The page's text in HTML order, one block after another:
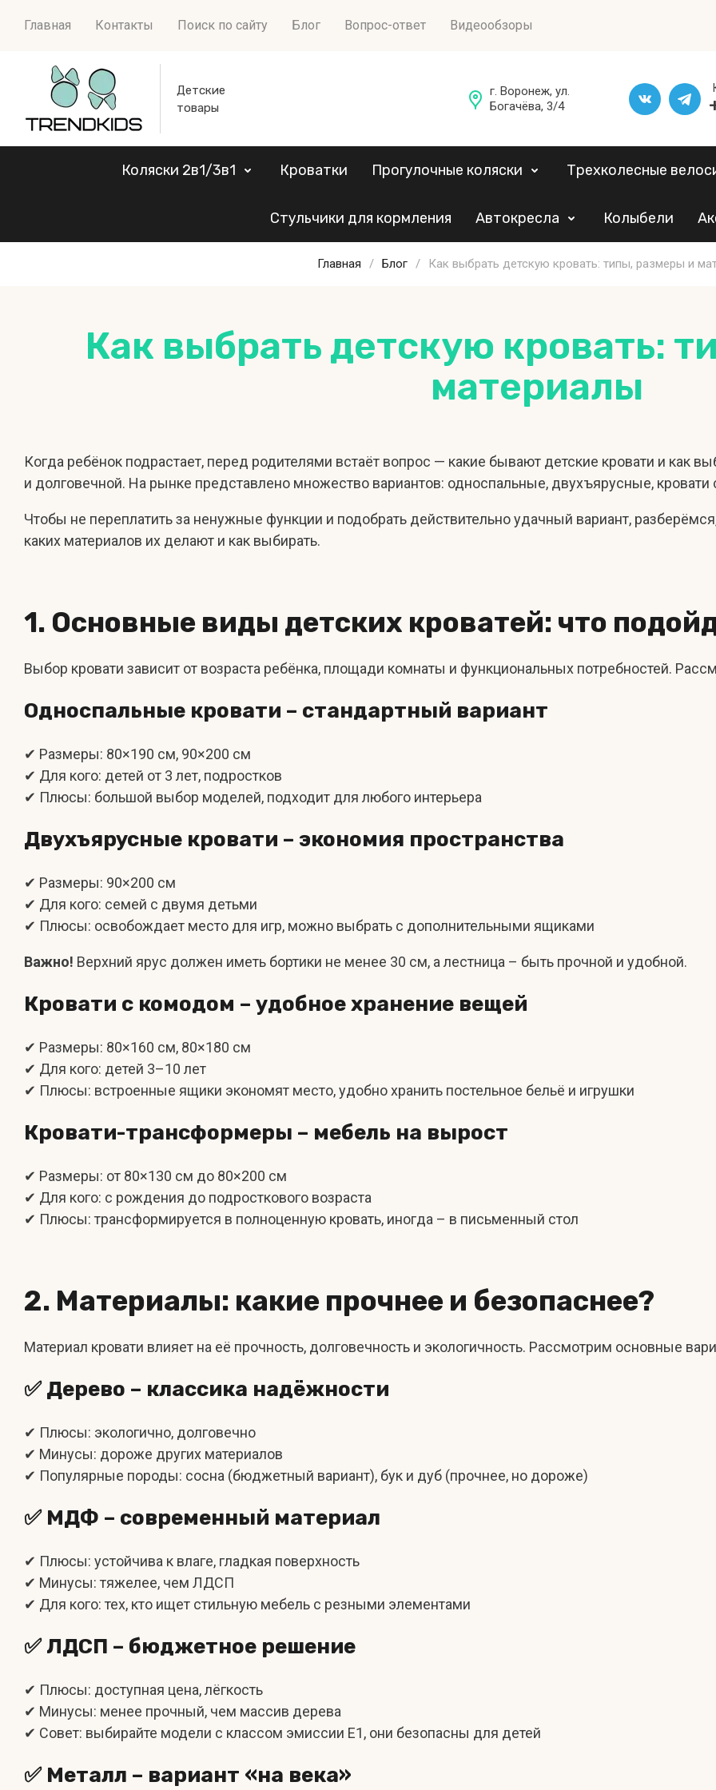
Главная Контакты Поиск по сайту Блог Вопрос-ответ Видеообзоры
г. Воронеж, ул.
Богачёва, 3/4
Детские
товары
Коляски 2в1/3в1 Кроватки Прогулочные коляски Трехколесные
Стульчики для кормления Автокресла Колыбели
Главная / Блог / Как выбрать детскую кровать: типы, размеры и
Как выбрать детскую кровать:
материалы
Когда ребёнок подрастает, перед родителями встаёт вопрос — какие бывают детские кровати и как
и долговечной. На рынке представлено множество вариантов: односпальные, двухъярусные,
Чтобы не переплатить за ненужные функции и подобрать действительно удачный вариант,
каких материалов их делают и как выбирать.
1. Основные виды детских кроватей: что
Выбор кровати зависит от возраста ребёнка, площади комнаты и функциональных потребностей.
Односпальные кровати – стандартный вариант
✔ Размеры: 80×190 см, 90×200 см
✔ Для кого: детей от 3 лет, подростков
✔ Плюсы: большой выбор моделей, подходит для любого интерьера
Двухъярусные кровати – экономия пространства
✔ Размеры: 90×200 см
✔ Для кого: семей с двумя детьми
✔ Плюсы: освобождает место для игр, можно выбрать с дополнительными ящиками
Важно! Верхний ярус должен иметь бортики не менее 30 см, а лестница – быть прочной и удобной.
Кровати с комодом – удобное хранение вещей
✔ Размеры: 80×160 см, 80×180 см
✔ Для кого: детей 3–10 лет
✔ Плюсы: встроенные ящики экономят место, удобно хранить постельное бельё и игрушки
Кровати-трансформеры – мебель на вырост
✔ Размеры: от 80×130 см до 80×200 см
✔ Для кого: с рождения до подросткового возраста
✔ Плюсы: трансформируется в полноценную кровать, иногда – в письменный стол
2. Материалы: какие прочнее и безопаснее?
Материал кровати влияет на её прочность, долговечность и экологичность. Рассмотрим основные
✅ Дерево – классика надёжности
✔ Плюсы: экологично, долговечно
✔ Минусы: дороже других материалов
✔ Популярные породы: сосна (бюджетный вариант), бук и дуб (прочнее, но дороже)
✅ МДФ – современный материал
✔ Плюсы: устойчива к влаге, гладкая поверхность
✔ Минусы: тяжелее, чем ЛДСП
✔ Для кого: тех, кто ищет стильную мебель с резными элементами
✅ ЛДСП – бюджетное решение
✔ Плюсы: доступная цена, лёгкость
✔ Минусы: менее прочный, чем массив дерева
✔ Совет: выбирайте модели с классом эмиссии E1, они безопасны для детей
✅ Металл – вариант «на века»